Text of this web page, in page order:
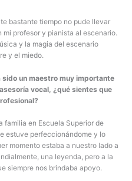
bastante tiempo no pude llevar
profesor y pianista al escenario.
y la magia del escenario
y el miedo.
sido un maestro muy importante
vocal, ¿qué sientes que
familia en Escuela Superior de
estuve perfeccionándome y lo
momento estaba a nuestro lado a
una leyenda, pero a la
siempre nos brindaba apoyo.